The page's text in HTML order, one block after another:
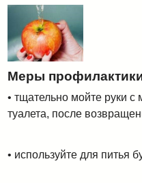
Меры
• тщательно мойте руки
туалета, после
• используйте для питья